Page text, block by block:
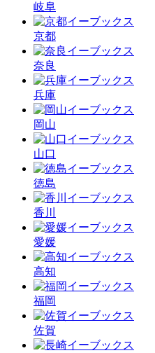
岐阜
京都
奈良
兵庫
岡山
山口
徳島
香川
愛媛
高知
福岡
佐賀